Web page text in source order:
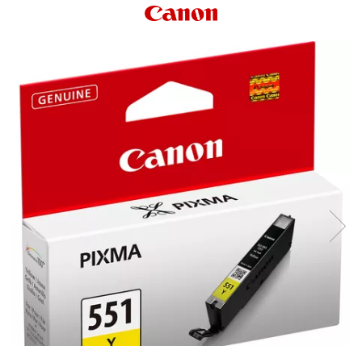
Piese schimb
Plottere
Consumabile imprimanta
Tonere
Drum unit
Capete imprimare
Cartuse inkjet si cerneala
Hartie
Ribbon
Developer
Consumabile imprimanta
compatibile